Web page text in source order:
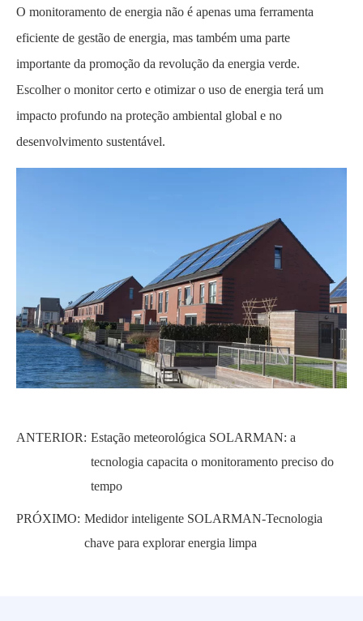
O monitoramento de energia não é apenas uma ferramenta
eficiente de gestão de energia, mas também uma parte
importante da promoção da revolução da energia verde.
Escolher o monitor certo e otimizar o uso de energia terá um
impacto profundo na proteção ambiental global e no
desenvolvimento sustentável.
ANTERIOR: Estação meteorológica SOLARMAN: a
tecnologia capacita o monitoramento preciso do
tempo
PRÓXIMO: Medidor inteligente SOLARMAN-Tecnologia
chave para explorar energia limpa